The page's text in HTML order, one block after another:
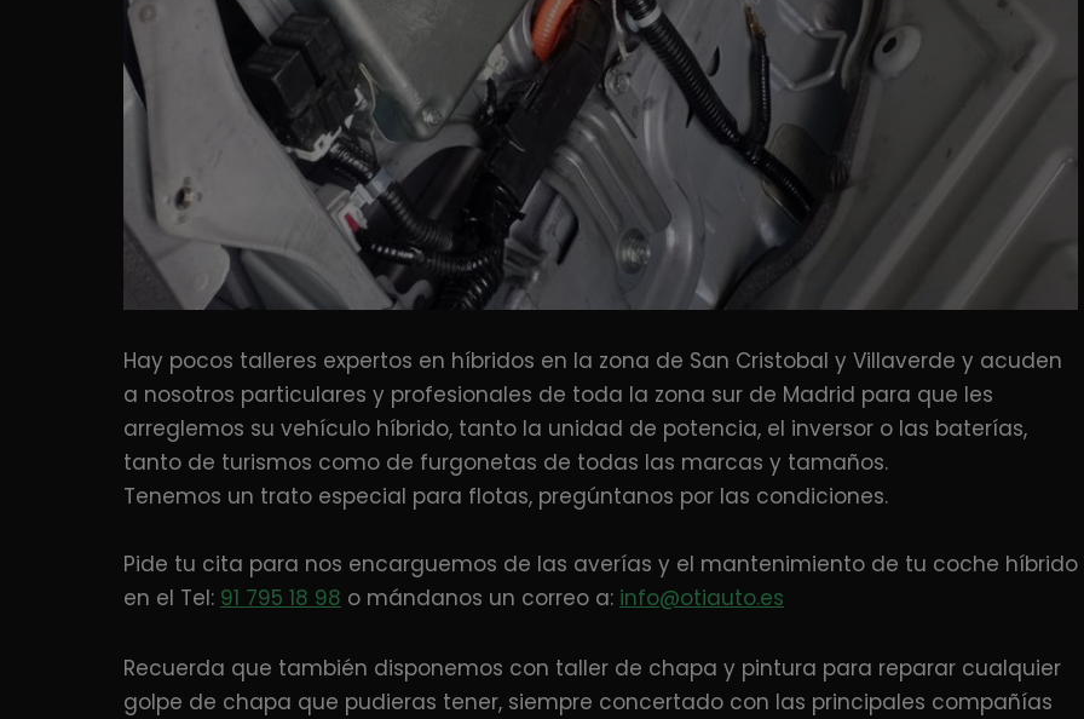
Hay pocos talleres expertos en híbridos en la zona de San Cristobal y Villaverde y acuden
a nosotros particulares y profesionales de toda la zona sur de Madrid para que les
arreglemos su vehículo híbrido, tanto la unidad de potencia, el inversor o las baterías,
tanto de turismos como de furgonetas de todas las marcas y tamaños.
Tenemos un trato especial para flotas, pregúntanos por las condiciones.
Pide tu cita para nos encarguemos de las averías y el mantenimiento de tu coche híbrido
en el Tel: 91 795 18 98 o mándanos un correo a: info@otiauto.es
Recuerda que también disponemos con taller de chapa y pintura para reparar cualquier
golpe de chapa que pudieras tener, siempre concertado con las principales compañías